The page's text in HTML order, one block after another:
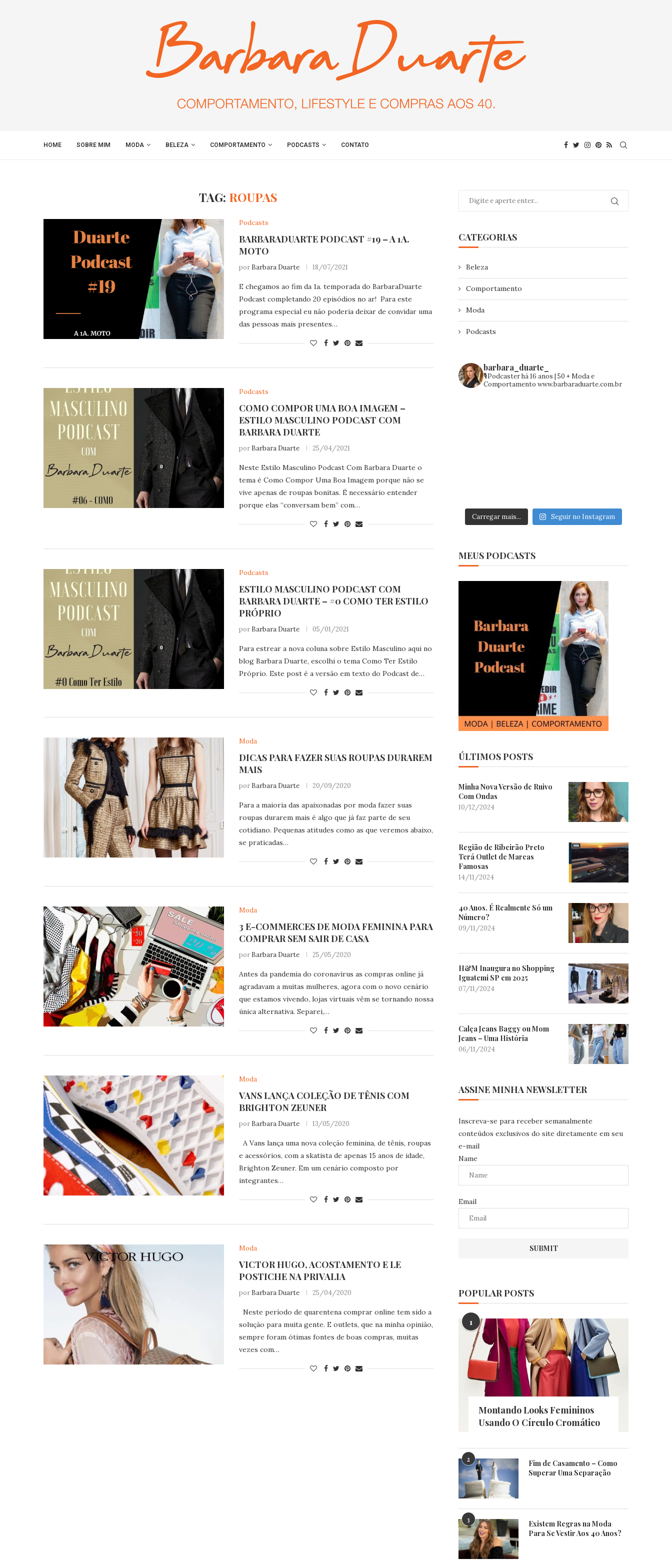
HOME SOBRE MIM MODA BELEZA COMPORTAMENTO PODCASTS CONTATO
TAG: ROUPAS
Podcasts
BARBARADUARTE PODCAST #19 – A 1A.
MOTO
por Barbara Duarte 18/07/2021
E chegamos ao fim da 1a. temporada do BarbaraDuarte
Podcast completando 20 episódios no ar! Para este
programa especial eu não poderia deixar de convidar uma
das pessoas mais presentes…
Podcasts
COMO COMPOR UMA BOA IMAGEM –
ESTILO MASCULINO PODCAST COM
BARBARA DUARTE
por Barbara Duarte 25/04/2021
Neste Estilo Masculino Podcast Com Barbara Duarte o
tema é Como Compor Uma Boa Imagem porque não se
vive apenas de roupas bonitas. É necessário entender
porque elas “conversam bem” com…
Podcasts
ESTILO MASCULINO PODCAST COM
BARBARA DUARTE – #0 COMO TER ESTILO
PRÓPRIO
por Barbara Duarte 05/01/2021
Para estrear a nova coluna sobre Estilo Masculino aqui no
blog Barbara Duarte, escolhi o tema Como Ter Estilo
Próprio. Este post é a versão em texto do Podcast de…
Moda
DICAS PARA FAZER SUAS ROUPAS DURAREM
MAIS
por Barbara Duarte 20/09/2020
Para a maioria das apaixonadas por moda fazer suas
roupas durarem mais é algo que já faz parte de seu
cotidiano. Pequenas atitudes como as que veremos abaixo,
se praticadas…
Moda
3 E-COMMERCES DE MODA FEMININA PARA
COMPRAR SEM SAIR DE CASA
por Barbara Duarte 25/05/2020
Antes da pandemia do coronavírus as compras online já
agradavam a muitas mulheres, agora com o novo cenário
que estamos vivendo, lojas virtuais vêm se tornando nossa
única alternativa. Separei,…
Moda
VANS LANÇA COLEÇÃO DE TÊNIS COM
BRIGHTON ZEUNER
por Barbara Duarte 13/05/2020
A Vans lança uma nova coleção feminina, de tênis, roupas
e acessórios, com a skatista de apenas 15 anos de idade,
Brighton Zeuner. Em um cenário composto por
integrantes…
Moda
VICTOR HUGO, ACOSTAMENTO E LE
POSTICHE NA PRIVALIA
por Barbara Duarte 25/04/2020
Neste período de quarentena comprar online tem sido a
solução para muita gente. E outlets, que na minha opinião,
sempre foram ótimas fontes de boas compras, muitas
vezes com…
CATEGORIAS
Beleza
Comportamento
Moda
Podcasts
barbara_duarte_
🎙️Podcaster há 16 anos | 50 +Moda e
Comportamento www.barbaraduarte.com.br
Carregar mais... Seguir no Instagram
MEUS PODCASTS
ÚLTIMOS POSTS
Minha Nova Versão de Ruivo
Com Ondas
10/12/2024
Região de Ribeirão Preto
Terá Outlet de Marcas
Famosas
14/11/2024
40 Anos. É Realmente Só um
Número?
09/11/2024
H&M Inaugura no Shopping
Iguatemi SP em 2025
07/11/2024
Calça Jeans Baggy ou Mom
Jeans – Uma História
06/11/2024
ASSINE MINHA NEWSLETTER
Inscreva-se para receber semanalmente
conteúdos exclusivos do site diretamente em seu
e-mail
Name
Email
POPULAR POSTS
1
Montando Looks Femininos
Usando O Círculo Cromático
2
Fim de Casamento – Como
Superar Uma Separação
3
Existem Regras na Moda
Para Se Vestir Aos 40 Anos?